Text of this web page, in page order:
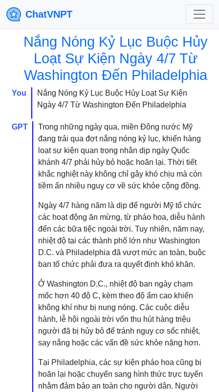
ChatVNPT
Nắng Nóng Kỷ Lục Buộc Hủy
Loạt Sự Kiện Ngày 4/7 Từ
Washington Đến Philadelphia
You
Nắng Nóng Kỷ Lục Buộc Hủy Loạt Sự Kiện
Ngày 4/7 Từ Washington Đến Philadelphia
GPT
Trong những ngày qua, miền Đông nước Mỹ
đang trải qua đợt nắng nóng kỷ lục, khiến hàng
loạt sự kiện quan trọng nhân dịp ngày Quốc
khánh 4/7 phải hủy bỏ hoặc hoãn lại. Thời tiết
khắc nghiệt này không chỉ gây khó chịu mà còn
tiềm ẩn nhiều nguy cơ về sức khỏe cộng đồng.
Ngày 4/7 hàng năm là dịp để người Mỹ tổ chức
các hoạt động ăn mừng, từ pháo hoa, diễu hành
đến các bữa tiệc ngoài trời. Tuy nhiên, năm nay,
nhiệt độ tại các thành phố lớn như Washington
D.C. và Philadelphia đã vượt mức an toàn, buộc
ban tổ chức phải đưa ra quyết định khó khăn.
Ở Washington D.C., nhiệt độ ban ngày chạm
mốc hơn 40 độ C, kèm theo độ ẩm cao khiến
không khí như bị nung nóng. Các cuộc diễu
hành, lễ hội ngoài trời vốn thu hút hàng triệu
người đã bị hủy bỏ để tránh nguy cơ sốc nhiệt,
say nắng hoặc các vấn đề sức khỏe nặng hơn.
Tại Philadelphia, các sự kiện pháo hoa cũng bị
hoãn lại hoặc chuyển sang hình thức trực tuyến
nhằm đảm bảo an toàn cho người dân. Người